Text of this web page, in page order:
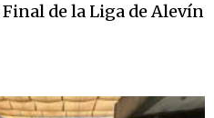
de la Liga de Alevín